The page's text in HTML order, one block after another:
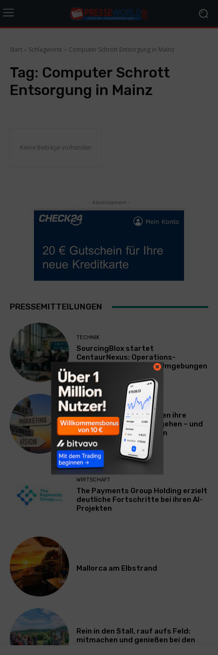
Start Schlagworte Computer Schrott Entsorgung in Mainz
Tag: Computer Schrott
Entsorgung in Mainz
Keine Beiträge vorhanden
- Advertisement -
PRESSEMITTEILUNGEN
TECHNIK
SourcingBlox startet
CentaurNexus: Operations-
Plattform für Zscaler-Umgebungen
WERBUNG & MARKETING
Warum viele Unternehmen ihre
Vermarktung falsch angehen – und
warum das ihr Wachstum
ausbremst
WIRTSCHAFT
The Payments Group Holding erzielt
deutliche Fortschritte bei ihren AI-
Projekten
Mallorca am Elbstrand
Rein in den Stall, rauf aufs Feld:
mitmachen und genießen bei den